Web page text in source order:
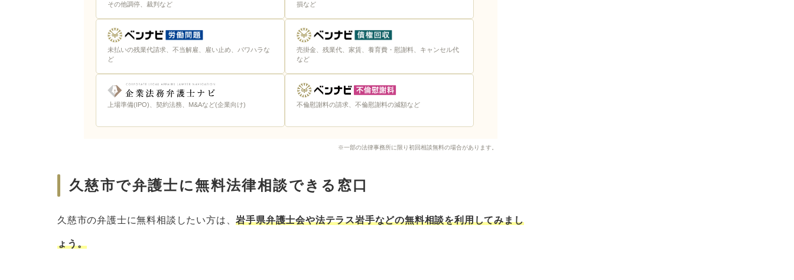
その他調停、裁判など
損など
未払いの残業代請求、不当解雇、雇い止め、パワハラな
ど
売掛金、残業代、家賃、養育費・慰謝料、キャンセル代
など
上場準備(IPO)、契約法務、M&Aなど(企業向け) 不倫慰謝料の請求、不倫慰謝料の減額など
※一部の法律事務所に限り初回相談無料の場合があります。
久慈市で弁護士に無料法律相談できる窓口
久慈市の弁護士に無料相談したい方は、岩手県弁護士会や法テラス岩手などの無料相談を利用してみまし
ょう。